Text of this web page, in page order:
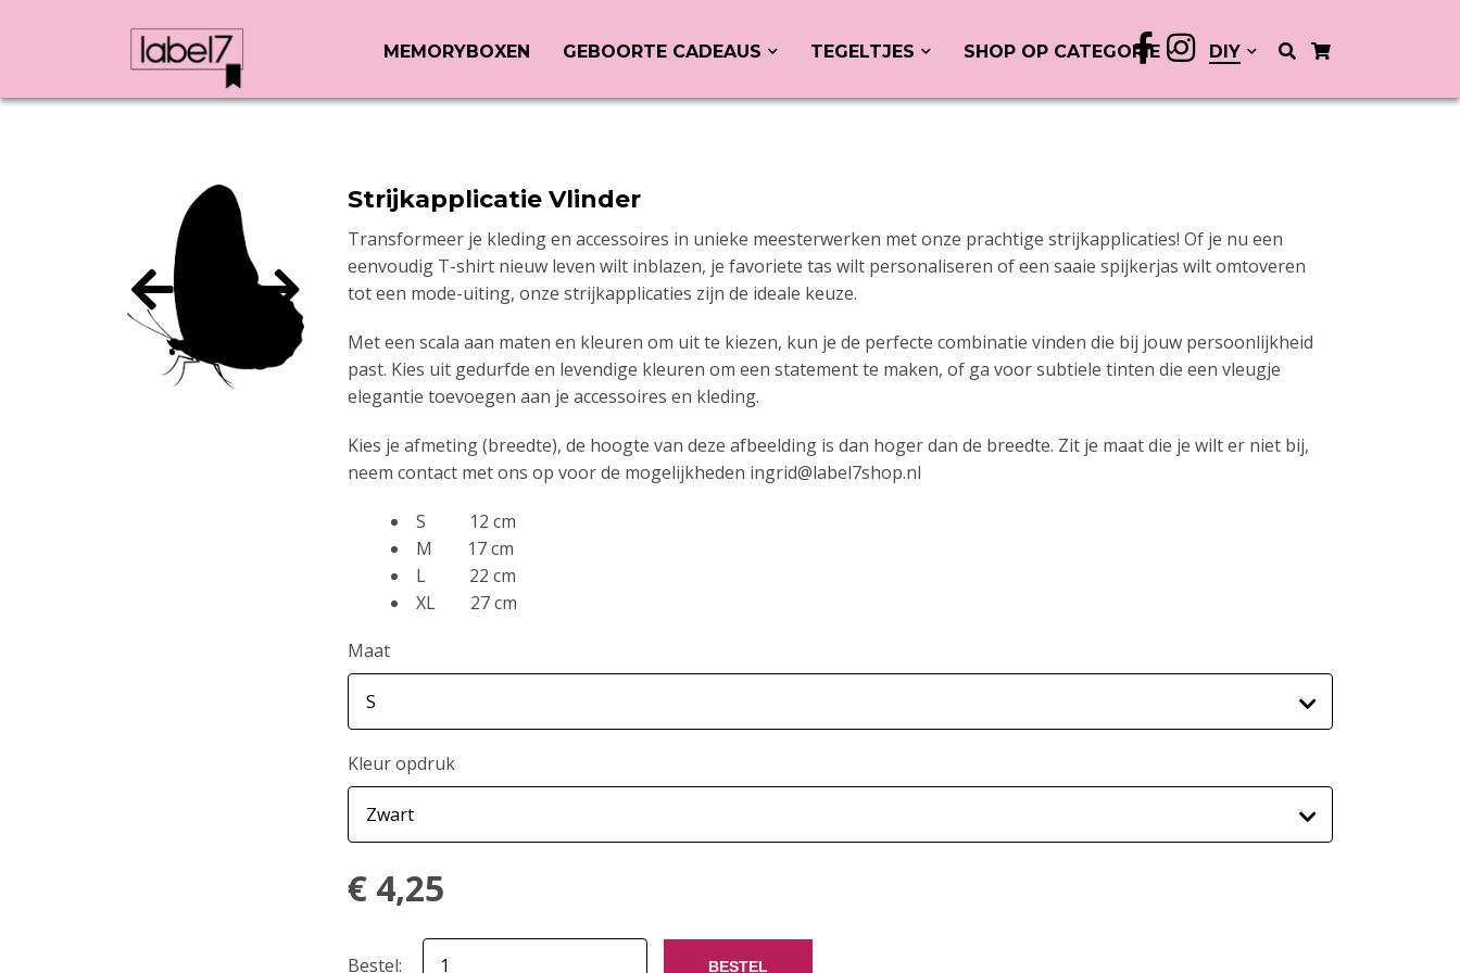
MEMORYBOXEN GEBOORTE CADEAUS TEGELTJES SHOP OP CATEGORIE DIY
Strijkapplicatie Vlinder
Transformeer je kleding en accessoires in unieke meesterwerken met onze prachtige strijkapplicaties! Of je nu een
eenvoudig T-shirt nieuw leven wilt inblazen, je favoriete tas wilt personaliseren of een saaie spijkerjas wilt omtoveren
tot een mode-uiting, onze strijkapplicaties zijn de ideale keuze.
Met een scala aan maten en kleuren om uit te kiezen, kun je de perfecte combinatie vinden die bij jouw persoonlijkheid
past. Kies uit gedurfde en levendige kleuren om een statement te maken, of ga voor subtiele tinten die een vleugje
elegantie toevoegen aan je accessoires en kleding.
Kies je afmeting (breedte), de hoogte van deze afbeelding is dan hoger dan de breedte. Zit je maat die je wilt er niet bij,
neem contact met ons op voor de mogelijkheden ingrid@label7shop.nl
S 12 cm
M 17 cm
L 22 cm
XL 27 cm
Maat
Kleur opdruk
€ 4,25
Bestel: BESTEL